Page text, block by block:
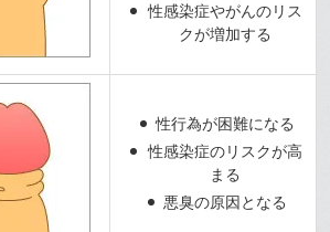
性感染症やがんのリス
クが増加する
性行為が困難になる
性感染症のリスクが高
まる
悪臭の原因となる